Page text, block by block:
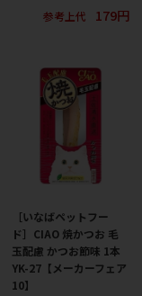
参考上代
179円
［いなばペットフー
ド］CIAO 焼かつお 毛
玉配慮 かつお節味 1本
YK-27【メーカーフェア
10】